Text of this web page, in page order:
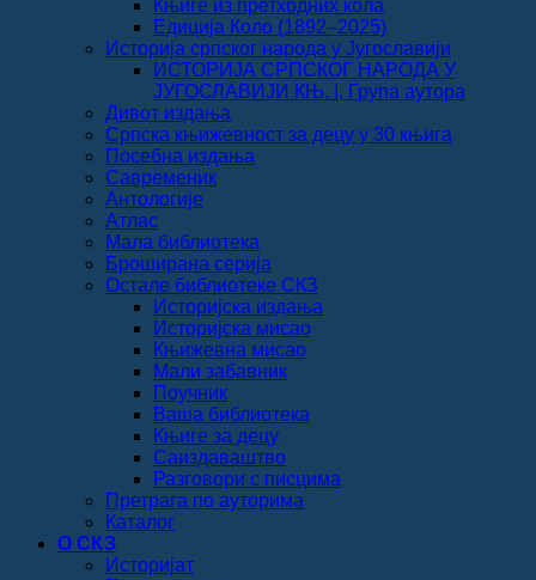
Књиге из претходних кола
Едиција Коло (1892‒2025)
Историја српског народа у Југославији
ИСТОРИЈА СРПСКОГ НАРОДА У
ЈУГОСЛАВИЈИ КЊ. I, Група аутора
Дивот издања
Српска књижевност за децу у 30 књига
Посебна издања
Савременик
Антологије
Атлас
Мала библиотека
Броширана серија
Остале библиотеке СКЗ
Историјска издања
Историјска мисао
Књижевна мисао
Мали забавник
Поучник
Ваша библиотека
Књиге за децу
Саиздаваштво
Разговори с писцима
Претрага по ауторима
Каталог
О СКЗ
Историјат